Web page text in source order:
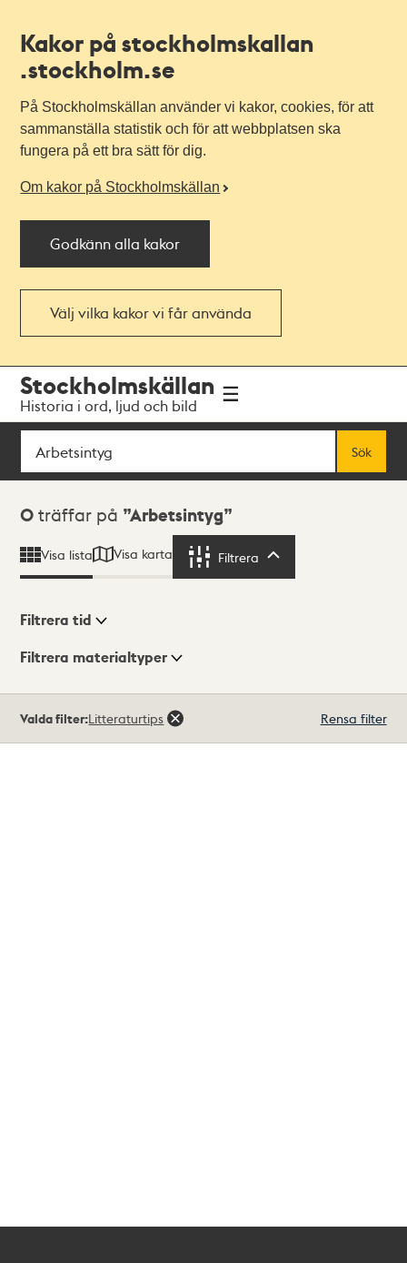
Kakor på stockholmskallan
.stockholm.se
På Stockholmskällan använder vi kakor, cookies, för att
sammanställa statistik och för att webbplatsen ska
fungera på ett bra sätt för dig.
Om kakor på Stockholmskällan
Godkänn alla kakor
Välj vilka kakor vi får använda
navigationen
huvudinnehållet
Stockholmskällan
Historia i ord, ljud och bild
Sök
Sök
Sökresultat
0 träffar på Arbetsintyg
Visa lista Visa karta Filtrera
Visningsläge
Filtrera tid
Filtrera materialtyper
träffar
Valda filter:Litteraturtips Rensa filter